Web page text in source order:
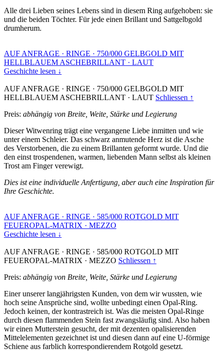
Alle drei Lieben seines Lebens sind in diesem Ring aufgehoben: sie
und die beiden Töchter. Für jede einen Brillant und Sattgelbgold
drumherum.
AUF ANFRAGE · RINGE · 750/000 GELBGOLD MIT
HELLBLAUEM ASCHEBRILLANT · LAUT
Geschichte lesen ↓
AUF ANFRAGE · RINGE · 750/000 GELBGOLD MIT
HELLBLAUEM ASCHEBRILLANT · LAUT Schliessen ↑
Preis: abhängig von Breite, Weite, Stärke und Legierung
Dieser Witwenring trägt eine vergangene Liebe inmitten und wie
unter einem Schleier. Das schwarz anmutende Herz ist die Asche
des Verstorbenen, die zu einem Brillanten geformt wurde. Und die
den einst trospendenen, warmen, liebenden Mann selbst als kleinen
Trost am Finger verewigt.
Dies ist eine individuelle Anfertigung, aber auch eine Inspiration für
Ihre Geschichte.
AUF ANFRAGE · RINGE · 585/000 ROTGOLD MIT
FEUEROPAL-MATRIX · MEZZO
Geschichte lesen ↓
AUF ANFRAGE · RINGE · 585/000 ROTGOLD MIT
FEUEROPAL-MATRIX · MEZZO Schliessen ↑
Preis: abhängig von Breite, Weite, Stärke und Legierung
Einer unserer langjährigsten Kunden, von dem wir wussten, wie
hoch seine Ansprüche sind, wollte unbedingt einen Opal-Ring.
Jedoch keinen, der kontrastreich ist. Was die meisten Opal-Ringe
durch diesen flammenden Stein fast zwangsläufig sind. Also haben
wir einen Mutterstein gesucht, der mit dezenten opalisierenden
Mittelelementen gezeichnet ist und diesen dann auf eine U-förmige
Schiene aus farblich korrespondierendem Rotgold gesetzt.